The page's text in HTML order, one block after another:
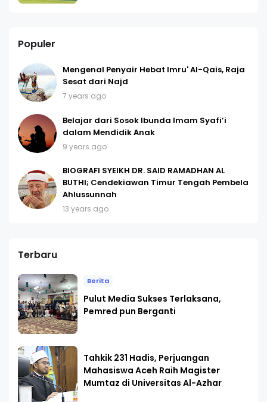
Populer
Mengenal Penyair Hebat Imru' Al-Qais, Raja
Sesat dari Najd
7 years ago
Belajar dari Sosok Ibunda Imam Syafi’i
dalam Mendidik Anak
9 years ago
BIOGRAFI SYEIKH DR. SAID RAMADHAN AL
BUTHI; Cendekiawan Timur Tengah Pembela
Ahlussunnah
13 years ago
Terbaru
Berita
Pulut Media Sukses Terlaksana,
Pemred pun Berganti
Tahkik 231 Hadis, Perjuangan
Mahasiswa Aceh Raih Magister
Mumtaz di Universitas Al-Azhar